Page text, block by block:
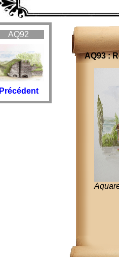
AQ92
Précédent
AQ93 :